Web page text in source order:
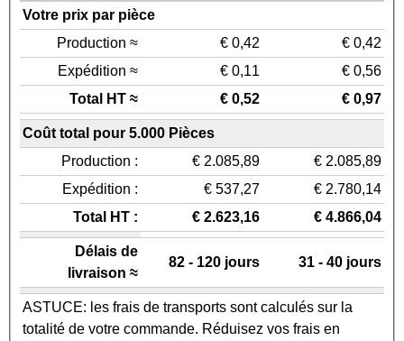
Votre prix par pièce
Production ≈
€ 0,42
€ 0,42
Expédition ≈
€ 0,11
€ 0,56
Total HT ≈
€ 0,52 € 0,97
Coût total pour 5.000 Pièces
Production :
€ 2.085,89
€ 2.085,89
Expédition :
€ 537,27
€ 2.780,14
Total HT :
€ 2.623,16 € 4.866,04
Délais de
livraison ≈
82 - 120 jours 31 - 40 jours
ASTUCE: les frais de transports sont calculés sur la
totalité de votre commande. Réduisez vos frais en